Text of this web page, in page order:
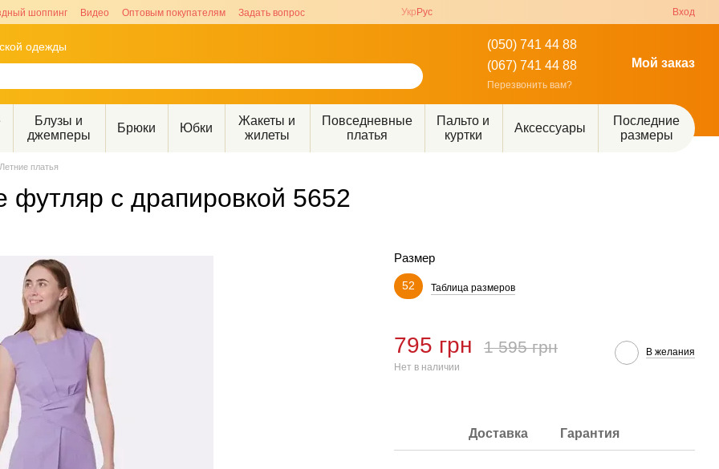
шоппинг Видео Оптовым покупателям Задать вопрос Укр Рус Вход
одежды
(050) 741 44 88
(067) 741 44 88
Перезвонить вам?
Мой заказ
Блузы и
джемперы
Брюки Юбки
Жакеты и
жилеты
Повседневные
платья
Пальто и
куртки
Аксессуары
Последние
размеры
Летние платья
футляр с драпировкой 5652
Размер
52 Таблица размеров
795 грн 1 595 грн
Нет в наличии
В желания
Доставка Гарантия